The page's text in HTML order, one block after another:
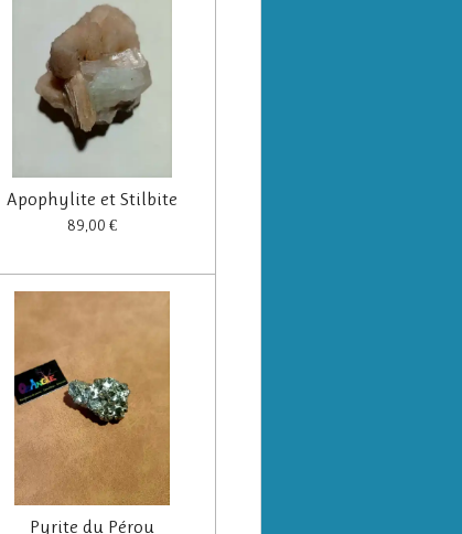
Apophylite et Stilbite
89,00 €
Pyrite du Pérou